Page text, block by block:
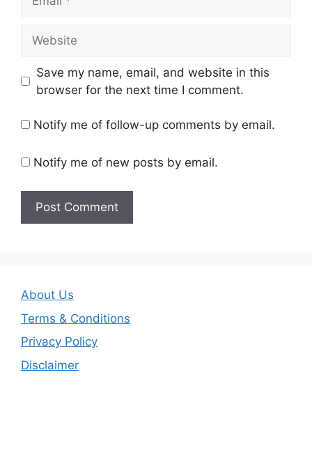
Save my name, email, and website in this
browser for the next time I comment.
Notify me of follow-up comments by email.
Notify me of new posts by email.
About Us
Terms & Conditions
Privacy Policy
Disclaimer